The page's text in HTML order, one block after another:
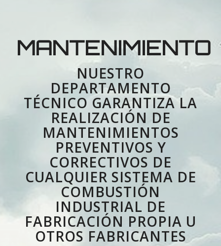
MANTENIMIENTO
NUESTRO
DEPARTAMENTO
TÉCNICO GARANTIZA LA
REALIZACIÓN DE
MANTENIMIENTOS
PREVENTIVOS Y
CORRECTIVOS DE
CUALQUIER SISTEMA DE
COMBUSTIÓN
INDUSTRIAL DE
FABRICACIÓN PROPIA U
OTROS FABRICANTES